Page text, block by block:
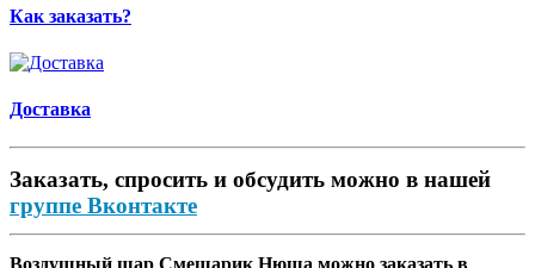
Как заказать?
Доставка
Заказать, спросить и обсудить можно в нашей
группе Вконтакте
Воздушный шар Смешарик Нюша можно заказать в